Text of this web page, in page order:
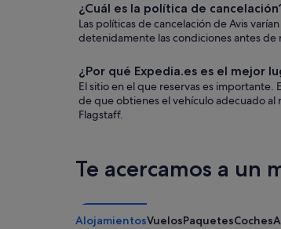
¿Cuál es la política de
Las políticas de cancelación de Avis
detenidamente las condiciones antes
¿Por qué Expedia.es es el mejor
El sitio en el que reservas es importante.
de que obtienes el vehículo adecuado al
Flagstaff.
Te acercamos a un
AlojamientosVuelosPaquetesCoches